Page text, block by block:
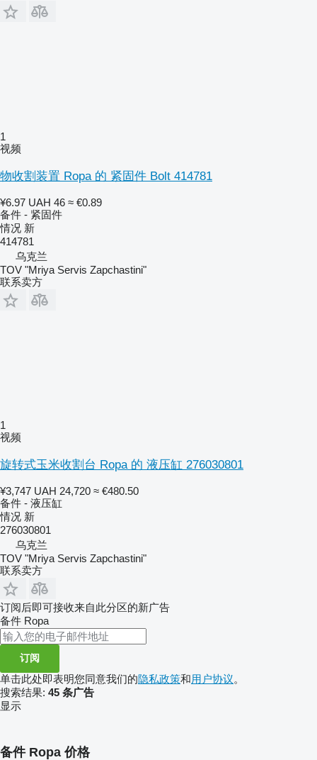
1
视频
物收割装置 Ropa 的 紧固件 Bolt 414781
¥6.97 UAH 46 ≈ €0.89
备件 - 紧固件
情况 新
414781
乌克兰
TOV "Mriya Servis Zapchastini"
联系卖方
1
视频
旋转式玉米收割台 Ropa 的 液压缸 276030801
¥3,747 UAH 24,720 ≈ €480.50
备件 - 液压缸
情况 新
276030801
乌克兰
TOV "Mriya Servis Zapchastini"
联系卖方
订阅后即可接收来自此分区的新广告
备件 Ropa
订阅
单击此处即表明您同意我们的隐私政策和用户协议。
搜索结果: 45 条广告
显示
备件 Ropa 价格